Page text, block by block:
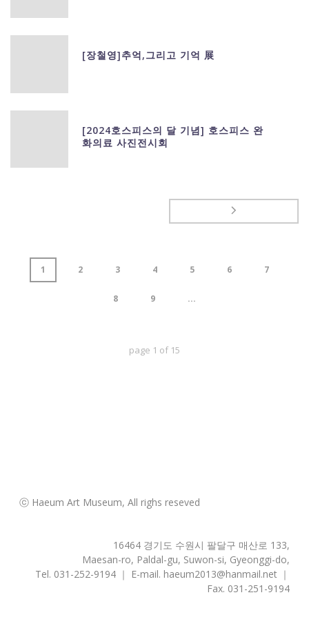
[장철영]추억,그리고 기억 展
[2024호스피스의 달 기념] 호스피스 완
화의료 사진전시회
1 2 3 4 5 6 7
8 9 ...
page 1 of 15
ⓒ Haeum Art Museum, All righs reseved
16464 경기도 수원시 팔달구 매산로 133,
Maesan-ro, Paldal-gu, Suwon-si, Gyeonggi-do,
Tel. 031-252-9194 ｜ E-mail. haeum2013@hanmail.net ｜
Fax. 031-251-9194